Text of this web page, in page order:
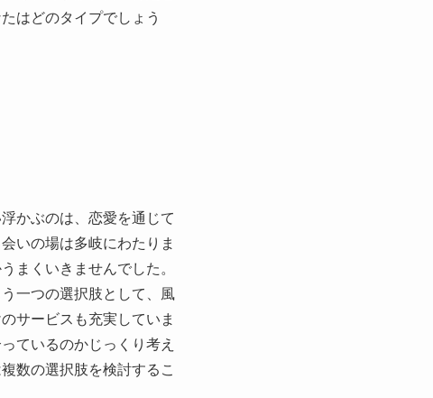
はどのタイプでしょう
かぶのは、恋愛を通じて
いの場は多岐にわたりま
まくいきませんでした。
一つの選択肢として、風
サービスも充実していま
ているのかじっくり考え
数の選択肢を検討するこ